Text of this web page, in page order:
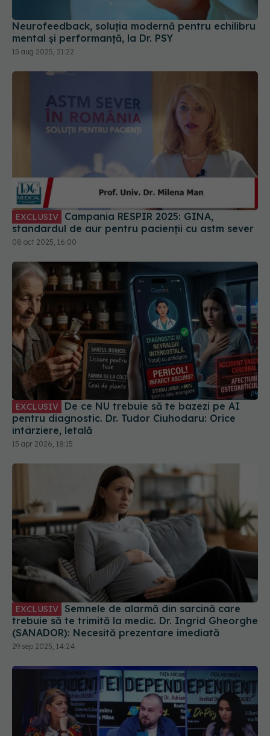
Neurofeedback, soluția modernă pentru echilibru
mental și performanță, la Dr. PSY
15 aug 2025, 21:22
EXCLUSIV
standardul de aur pentru pacienții cu astm sever
08 oct 2025, 16:00
EXCLUSIV
pentru diagnostic. Dr. Tudor Ciuhodaru: Orice
întârziere, letală
15 apr 2026, 18:15
EXCLUSIV
trebuie să te trimită la medic. Dr. Ingrid Gheorghe
(SANADOR): Necesită prezentare imediată
29 sep 2025, 14:24